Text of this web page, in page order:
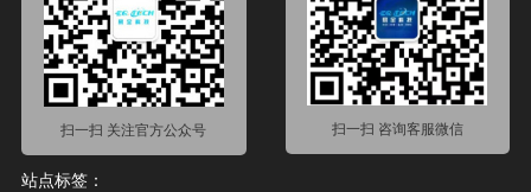
扫一扫 关注官方公众号 扫一扫 咨询客服微信
站点标签：